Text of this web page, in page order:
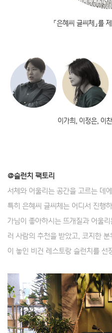
「은혜씨 글씨체」를
이가희, 이정은, 이
@슬런치 팩토리
서체와 어울리는 공간을 고르는 데
특히 은혜씨 글씨체는 어디서 진행
가님이 좋아하시는 뜨개질과 어울
러 사람의 추천을 받았고, 코지한
이 놓인 비건 레스토랑 슬런치를 선